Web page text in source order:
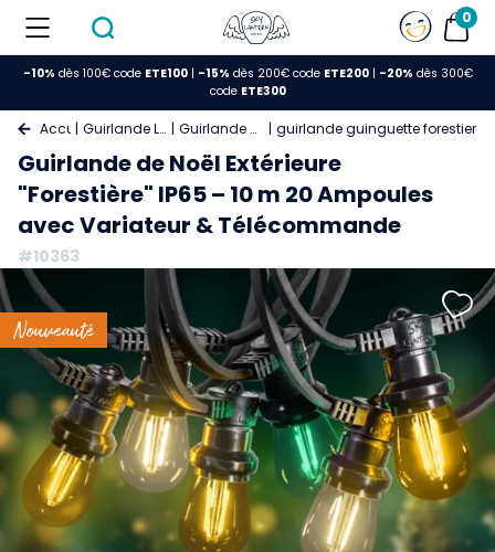
0
-10% dès 100€ code ETE100| -15% dès 200€ code ETE200| -20% dès 300€
code ETE300
Accueil Guirlande Lumineuse Guirlande Guinguette guirlande guinguette forestiere
Guirlande de Noël Extérieure
"Forestière" IP65 – 10 m 20 Ampoules
avec Variateur & Télécommande
#10363
Nouveauté